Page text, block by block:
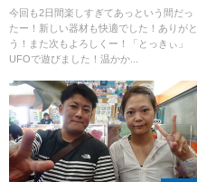
今回も2日間楽しすぎてあっという間だっ
たー！新しい器材も快適でした！ありがと
う！また次もよろしくー！「とっきぃ」
UFOで遊びました！温かか...